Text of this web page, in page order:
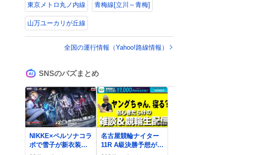
東京メトロ丸ノ内線 青梅線[立川～青梅]
山万ユーカリが丘線
全国の運行情報（Yahoo!路線情報）
SNSのバズまとめ
NIKKE×ペルソナコラ
ボで雪子が新衣装で
名古屋競輪ナイター
11R A級決勝予想が熱